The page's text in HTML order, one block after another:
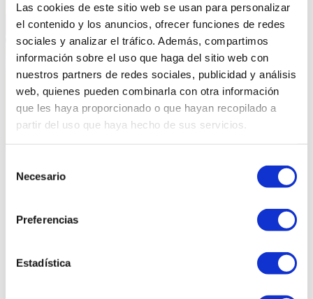
Las cookies de este sitio web se usan para personalizar
el contenido y los anuncios, ofrecer funciones de redes
sociales y analizar el tráfico. Además, compartimos
información sobre el uso que haga del sitio web con
nuestros partners de redes sociales, publicidad y análisis
web, quienes pueden combinarla con otra información
que les haya proporcionado o que hayan recopilado a
partir del uso que haya hecho de sus servicios.
Necesario
Preferencias
Estadística
Enrere Següent